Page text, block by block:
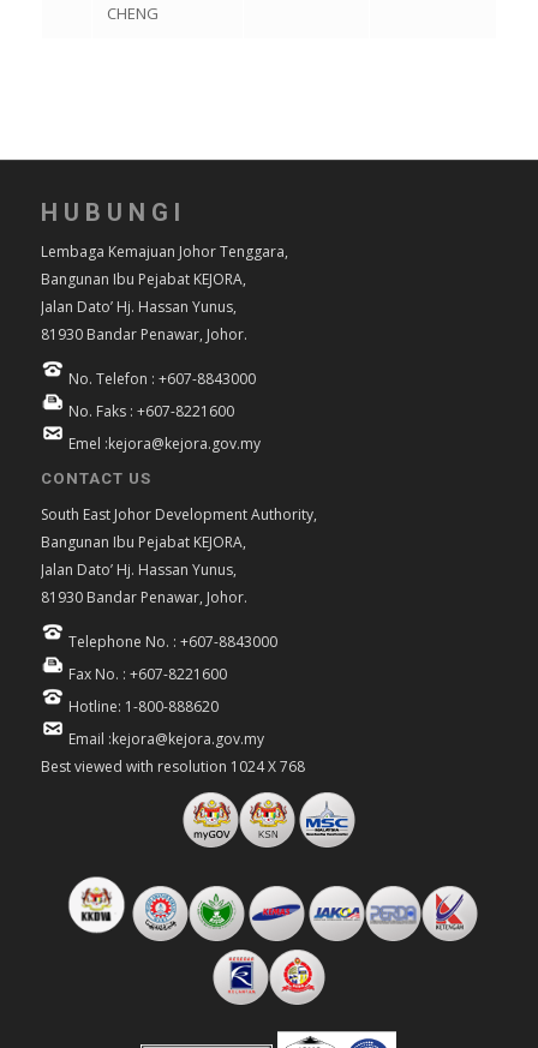
CHENG
HUBUNGI
Lembaga Kemajuan Johor Tenggara,
Bangunan Ibu Pejabat KEJORA,
Jalan Dato’ Hj. Hassan Yunus,
81930 Bandar Penawar, Johor.
No. Telefon : +607-8843000
No. Faks : +607-8221600
Emel :kejora@kejora.gov.my
CONTACT US
South East Johor Development Authority,
Bangunan Ibu Pejabat KEJORA,
Jalan Dato’ Hj. Hassan Yunus,
81930 Bandar Penawar, Johor.
Telephone No. : +607-8843000
Fax No. : +607-8221600
Hotline: 1-800-888620
Email :kejora@kejora.gov.my
Best viewed with resolution 1024 X 768